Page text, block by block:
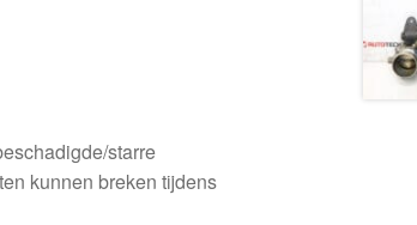
starre
kunnen breken tijdens